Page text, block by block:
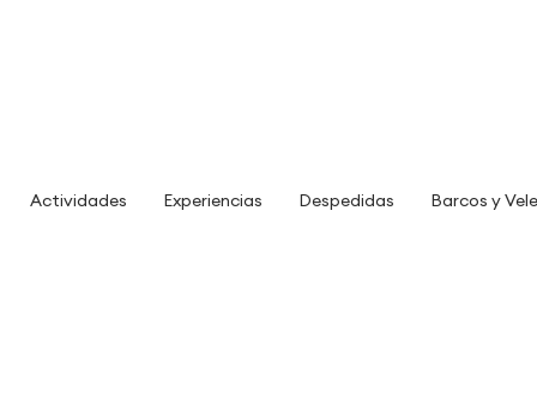
Actividades Experiencias Despedidas Barcos y